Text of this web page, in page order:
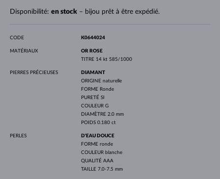
Disponibilité: en stock– bijou prêt à être expédié.
CODE K0644024
MATÉRIAUX
OR ROSE
TITRE 14 kt 585/1000
PIERRES PRÉCIEUSES
DIAMANT
ORIGINE naturelle
FORME Ronde
PURETÉ SI
COULEUR G
DIAMÈTRE 2.0 mm
POIDS 0.180 ct
PERLES
D'EAU DOUCE
FORME ronde
COULEUR blanche
QUALITÉ AAA
TAILLE 7.0-7.5 mm